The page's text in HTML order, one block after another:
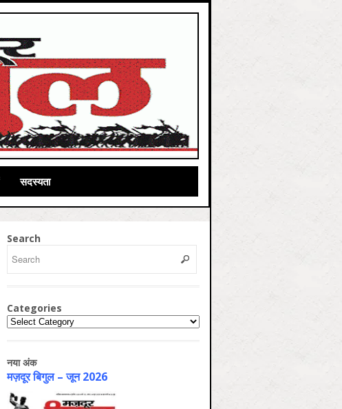
सदस्यता
Search
Categories
Categories
नया अंक
मज़दूर बिगुल – जून 2026